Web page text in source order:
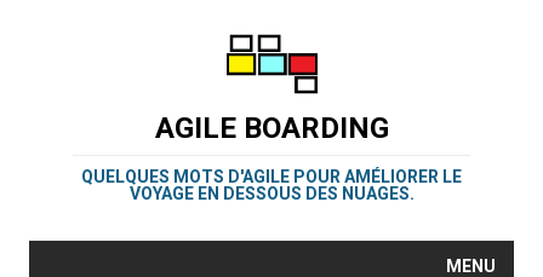
AGILE BOARDING
QUELQUES MOTS D'AGILE POUR AMÉLIORER LE
VOYAGE EN DESSOUS DES NUAGES.
MENU